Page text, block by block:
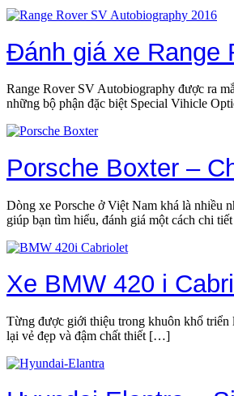
Đánh giá xe Range
Range Rover SV Autobiography được ra
những bộ phận đặc biệt Special Vihicle
Porsche Boxter –
Dòng xe Porsche ở Việt Nam khá là nhiều
giúp bạn tìm hiểu, đánh giá một cách chi
Xe BMW 420 i
Từng được giới thiệu trong khuôn khổ triển
lại vẻ đẹp và đậm chất thiết […]